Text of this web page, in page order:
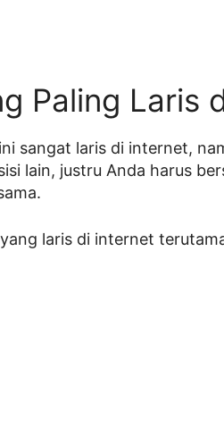
Paling Laris
sangat laris di internet,
lain, justru Anda harus
laris di internet